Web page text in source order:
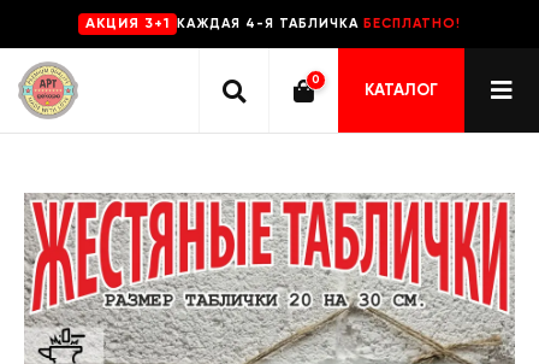
AKЦИЯ 3+1 КАЖДАЯ 4-Я ТАБЛИЧКА БЕСПЛАТНО!
0
КАТАЛОГ